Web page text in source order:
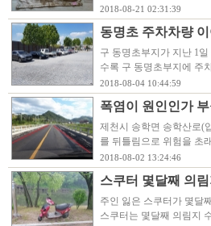
2018-08-21 02:31:39
동명초 주차차량
구 동명초부지가 지난 1
수록 구 동명초부지에 주
2018-08-04 10:44:59
폭염이 원인인가
제천시 송학면 송학산로(
를 뒤틀림으로 위험을 초
2018-08-02 13:24:46
스쿠터 몇달째 의
주인 잃은 스쿠터가 몇달
스쿠터는 몇달째 의림지